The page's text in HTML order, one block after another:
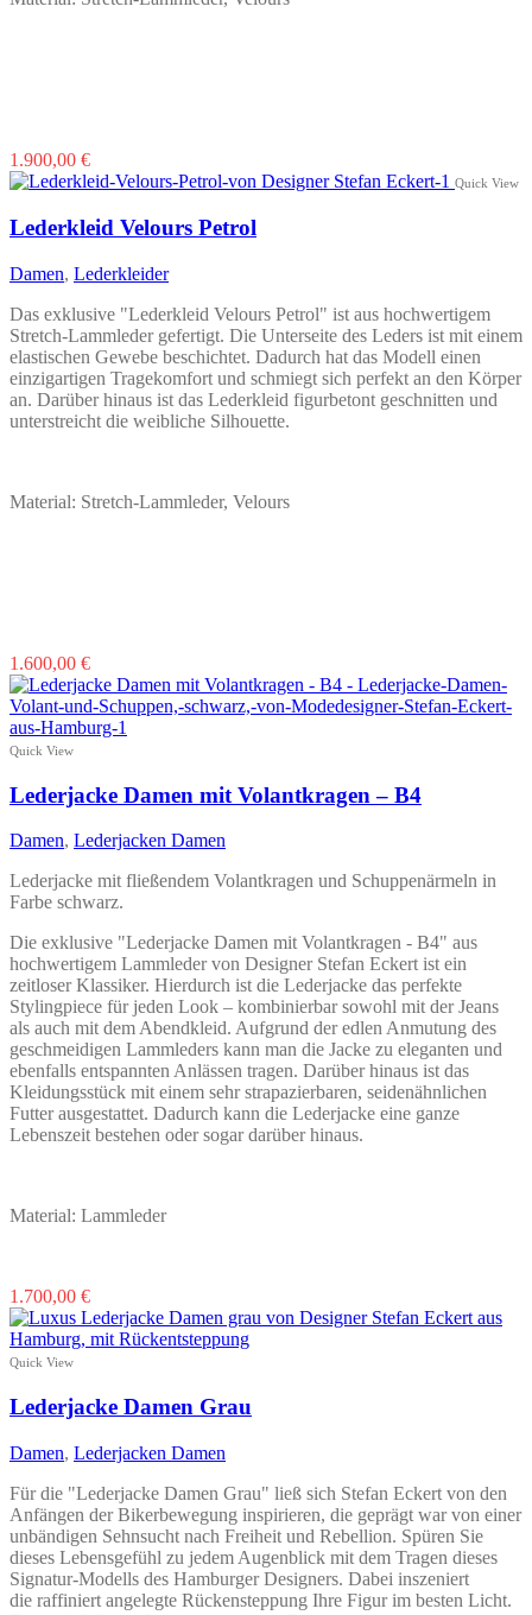
1.900,00 €Dieses
Produkt
mehrere
Varianten
auf.
Die
Optionen
können
auf
der
Produktseite
gewählt
Quick View
Lederkleid Velours Petrol
Damen, Lederkleider
Das exklusive "Lederkleid Velours Petrol" ist aus hochwertigem
Stretch-Lammleder gefertigt. Die Unterseite des Leders ist mit einem
elastischen Gewebe beschichtet. Dadurch hat das Modell einen
einzigartigen Tragekomfort und schmiegt sich perfekt an den Körper
an. Darüber hinaus ist das Lederkleid figurbetont geschnitten und
unterstreicht die weibliche Silhouette.
Material: Stretch-Lammleder, Velours
1.600,00 €Dieses
Produkt
weist
mehrere
Die
Optionen
können
auf
der
Produktseite
werden
Quick View
Lederjacke Damen mit Volantkragen – B4
Damen, Lederjacken Damen
Lederjacke mit fließendem Volantkragen und Schuppenärmeln in
Farbe schwarz.
Die exklusive "Lederjacke Damen mit Volantkragen - B4" aus
hochwertigem Lammleder von Designer Stefan Eckert ist ein
zeitloser Klassiker. Hierdurch ist die Lederjacke das perfekte
Stylingpiece für jeden Look – kombinierbar sowohl mit der Jeans
als auch mit dem Abendkleid. Aufgrund der edlen Anmutung des
geschmeidigen Lammleders kann man die Jacke zu eleganten und
ebenfalls entspannten Anlässen tragen. Darüber hinaus ist das
Kleidungsstück mit einem sehr strapazierbaren, seidenähnlichen
Futter ausgestattet. Dadurch kann die Lederjacke eine ganze
Lebenszeit bestehen oder sogar darüber hinaus.
Material: Lammleder
1.700,00 €Dieses
Produkt
weist
auf.
Die
Optionen
können
auf
der
Produktseite
gewählt
werden
Quick View
Lederjacke Damen Grau
Damen, Lederjacken Damen
Für die "Lederjacke Damen Grau" ließ sich Stefan Eckert von den
Anfängen der Bikerbewegung inspirieren, die geprägt war von einer
unbändigen Sehnsucht nach Freiheit und Rebellion. Spüren Sie
dieses Lebensgefühl zu jedem Augenblick mit dem Tragen dieses
Signatur-Modells des Hamburger Designers. Dabei inszeniert
die raffiniert angelegte Rückensteppung Ihre Figur im besten Licht.